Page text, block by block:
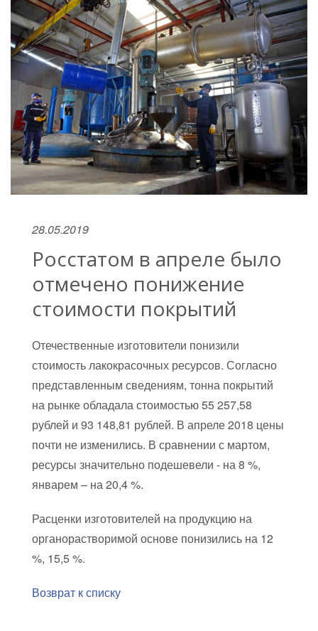
28.05.2019
Росстатом в апреле было
отмечено понижение
стоимости покрытий
Отечественные изготовители понизили
стоимость лакокрасочных ресурсов. Согласно
представленным сведениям, тонна покрытий
на рынке обладала стоимостью 55 257,58
рублей и 93 148,81 рублей. В апреле 2018 цены
почти не изменились. В сравнении с мартом,
ресурсы значительно подешевели - на 8 %,
январем – на 20,4 %.
Расценки изготовителей на продукцию на
органорастворимой основе понизились на 12
%, 15,5 %.
Возврат к списку